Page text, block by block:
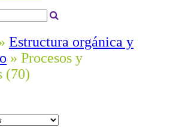
Estructura orgánica y
» Procesos y
(70)